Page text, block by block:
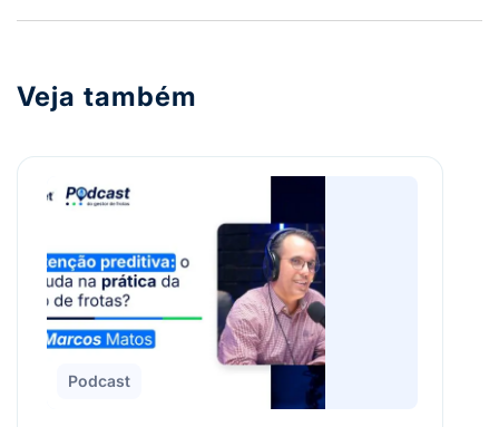
Veja também
Podcast